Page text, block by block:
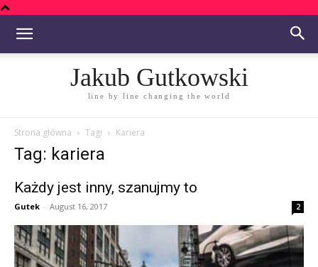
Jakub Gutkowski
line by line changing the world
Strona główna Tagi Kariera
Tag: kariera
Każdy jest inny, szanujmy to
Gutek - August 16, 2017 2